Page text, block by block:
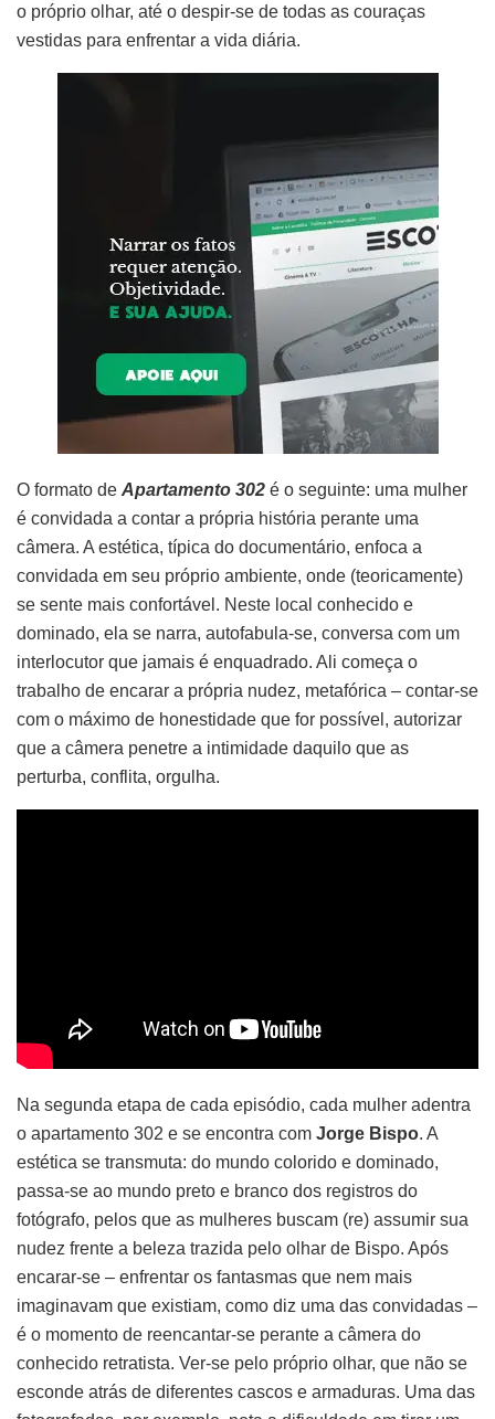
o próprio olhar, até o despir-se de todas as couraças
vestidas para enfrentar a vida diária.
O formato de Apartamento 302 é o seguinte: uma mulher
é convidada a contar a própria história perante uma
câmera. A estética, típica do documentário, enfoca a
convidada em seu próprio ambiente, onde (teoricamente)
se sente mais confortável. Neste local conhecido e
dominado, ela se narra, autofabula-se, conversa com um
interlocutor que jamais é enquadrado. Ali começa o
trabalho de encarar a própria nudez, metafórica – contar-se
com o máximo de honestidade que for possível, autorizar
que a câmera penetre a intimidade daquilo que as
perturba, conflita, orgulha.
Na segunda etapa de cada episódio, cada mulher adentra
o apartamento 302 e se encontra com Jorge Bispo. A
estética se transmuta: do mundo colorido e dominado,
passa-se ao mundo preto e branco dos registros do
fotógrafo, pelos que as mulheres buscam (re) assumir sua
nudez frente a beleza trazida pelo olhar de Bispo. Após
encarar-se – enfrentar os fantasmas que nem mais
imaginavam que existiam, como diz uma das convidadas –
é o momento de reencantar-se perante a câmera do
conhecido retratista. Ver-se pelo próprio olhar, que não se
esconde atrás de diferentes cascos e armaduras. Uma das